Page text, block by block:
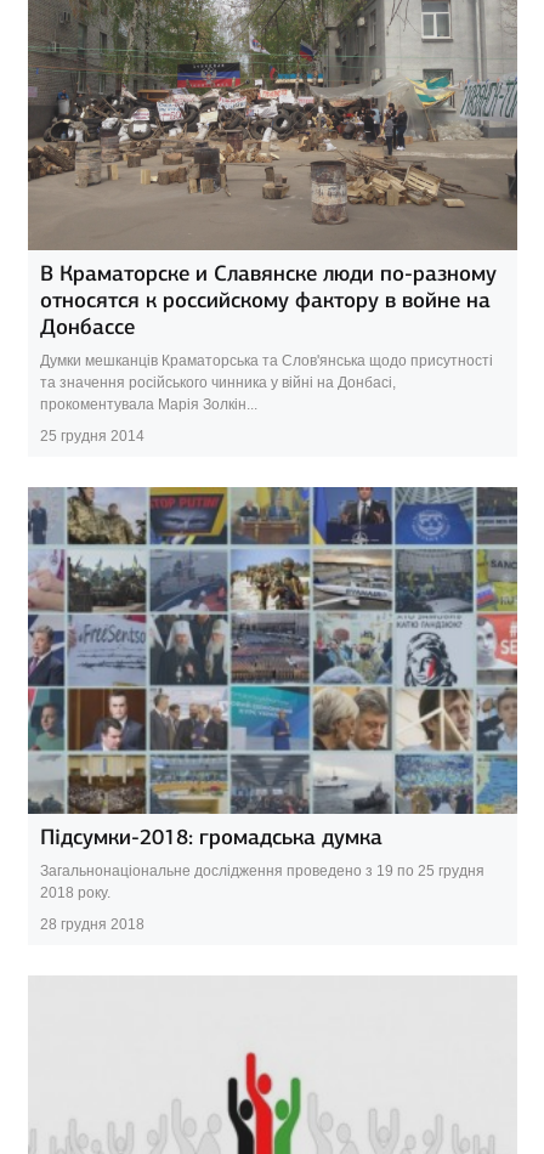
В Краматорске и Славянске люди по-разному
относятся к российскому фактору в войне на
Донбассе
Думки мешканців Краматорська та Слов'янська щодо присутності
та значення російського чинника у війні на Донбасі,
прокоментувала Марія Золкін...
25 грудня 2014
Підсумки-2018: громадська думка
Загальнонаціональне дослідження проведено з 19 по 25 грудня
2018 року.
28 грудня 2018